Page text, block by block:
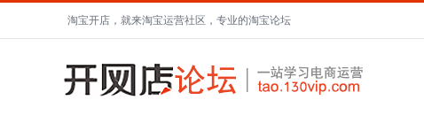
淘宝开店，就来淘宝运营社区，专业的淘宝论坛